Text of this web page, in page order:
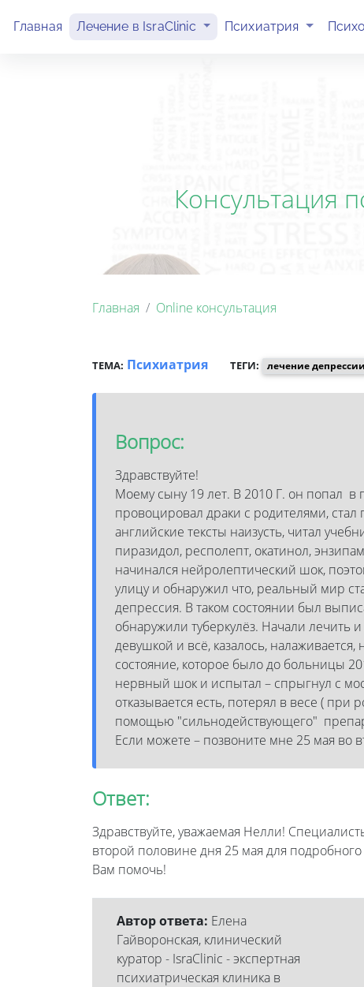
Главная Лечение в IsraClinic (current)Психиатрия (current)
Консультация
Главная Online консультация
ТЕМА: Психиатрия ТЕГИ: лечение депрессии
Вопрос:
Здравствуйте!
Моему сыну 19 лет. В 2010 Г. он попал в
провоцировал драки с родителями,
английские тексты наизусть, читал
пиразидол, респолепт, окатинол,
начинался нейролептический шок,
улицу и обнаружил что, реальный мир
депрессия. В таком состоянии был
обнаружили туберкулёз. Начали лечить
девушкой и всё, казалось,
состояние, которое было до больницы
нервный шок и испытал – спрыгнул с
отказывается есть, потерял в весе (
помощью "сильнодействующего"
Если можете – позвоните мне 25 мая во
Ответ:
Здравствуйте, уважаемая Нелли!
второй половине дня 25 мая для
Вам помочь!
Автор ответа: Елена
Гайворонская, клинический
куратор - IsraClinic - экспертная
психиатрическая клиника в